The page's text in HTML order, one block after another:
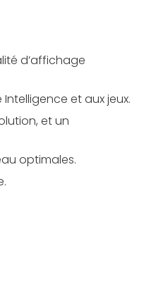
d’affichage
et aux jeux.
et un
optimales.